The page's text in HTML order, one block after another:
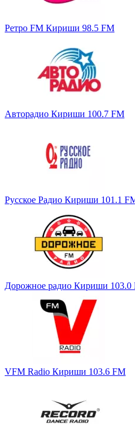
Ретро FM Кириши 98.5 FM
Авторадио Кириши 100.7 FM
Русское Радио Кириши 101.1
Дорожное радио Кириши 103.0
VFM Radio Кириши 103.6 FM